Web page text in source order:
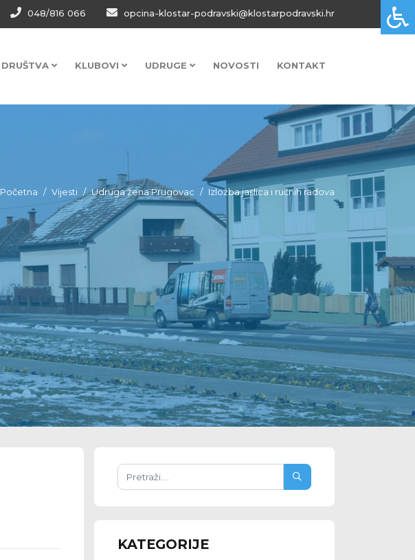
048/816 066 opcina-klostar-podravski@klostarpodravski.hr
DRUŠTVA KLUBOVI UDRUGE NOVOSTI KONTAKT
Početna Vijesti Udruga žena Prugovac Izložba jaslica i ručnih radova
KATEGORIJE